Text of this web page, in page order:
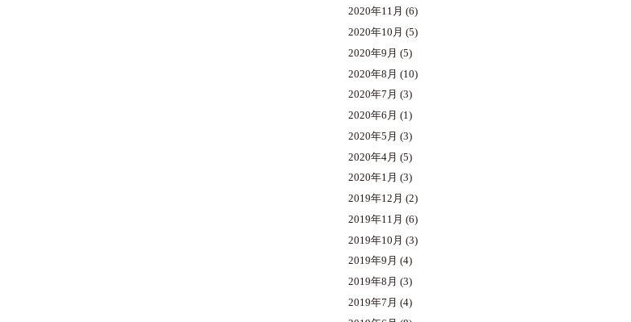
2020年11月 (6)
2020年10月 (5)
2020年9月 (5)
2020年8月 (10)
2020年7月 (3)
2020年6月 (1)
2020年5月 (3)
2020年4月 (5)
2020年1月 (3)
2019年12月 (2)
2019年11月 (6)
2019年10月 (3)
2019年9月 (4)
2019年8月 (3)
2019年7月 (4)